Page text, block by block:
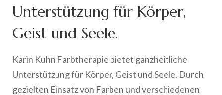
Unterstützung für Körper,
Geist und Seele.
Karin Kuhn Farbtherapie bietet ganzheitliche
Unterstützung für Körper, Geist und Seele. Durch
gezielten Einsatz von Farben und verschiedenen